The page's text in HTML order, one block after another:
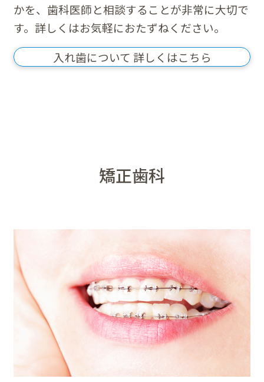
かを、歯科医師と相談することが非常に大切で
す。詳しくはお気軽におたずねください。
入れ歯について 詳しくはこちら
矯正歯科